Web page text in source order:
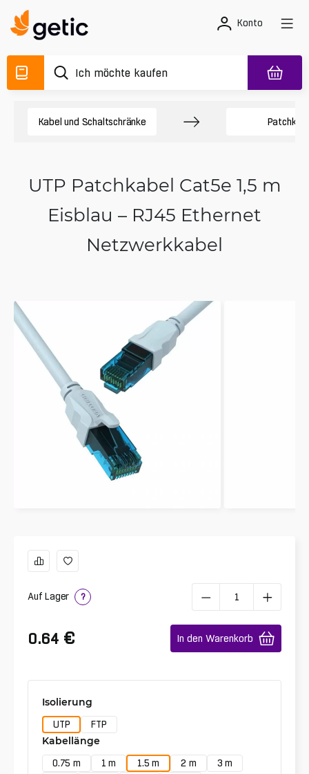
Konto
Kabel und Schaltschränke
UTP Patchkabel Cat5e 1,5 m
Eisblau – RJ45 Ethernet
Netzwerkkabel
Auf Lager ?
0.64 € In den Warenkorb
Isolierung
UTP FTP
Kabellänge
0.75 m 1 m 1.5 m 2 m
3 m